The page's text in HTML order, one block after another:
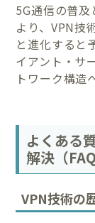
5G通信の普
より、VPN技
と進化すると
イアント・サ
トワーク構造
よくある
解決（FAQ
VPN技術の